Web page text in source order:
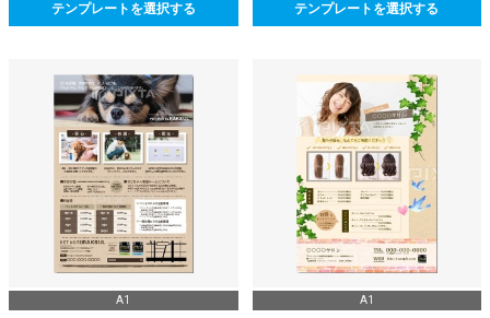
テンプレートを選択する テンプレートを選択する
A1 A1